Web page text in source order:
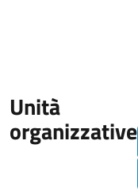
Unità
organizzative